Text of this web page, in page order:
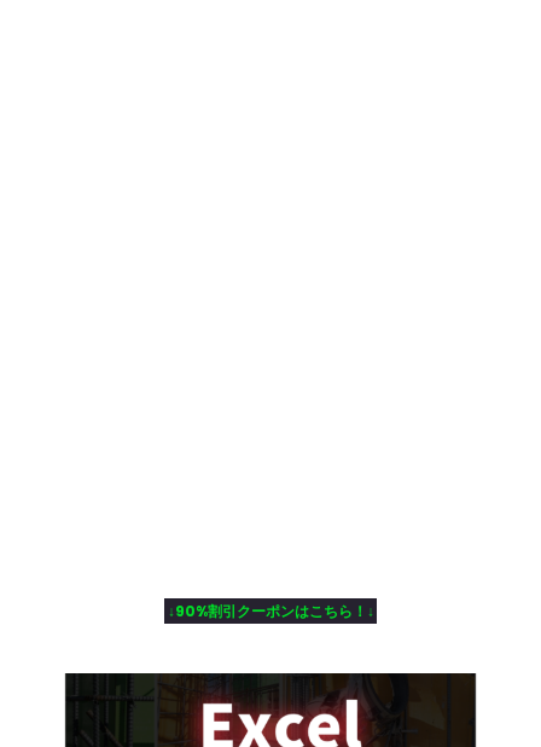
↓90%割引クーポンはこちら！↓